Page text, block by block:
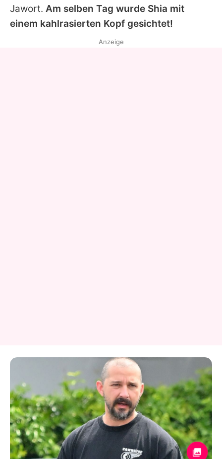
Jawort. Am selben Tag wurde Shia mit
einem kahlrasierten Kopf gesichtet!
Anzeige